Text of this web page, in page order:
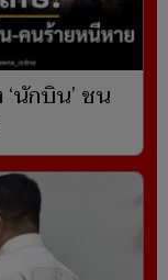
‘นักบิน’ ชน